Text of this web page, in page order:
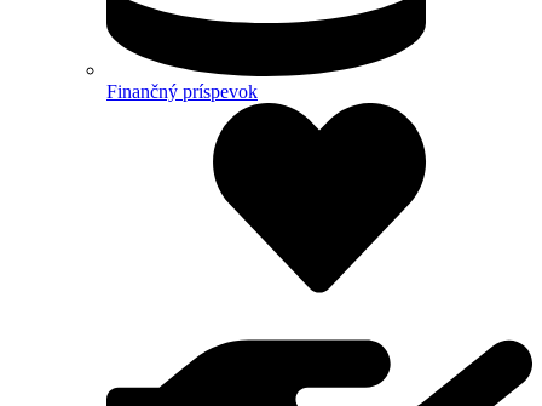
Finančný príspevok